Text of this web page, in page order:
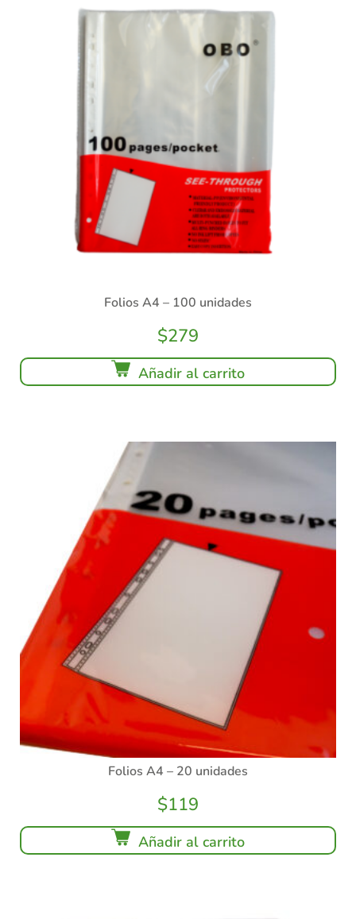
Folios A4 – 100 unidades
$279
Añadir al carrito
Folios A4 – 20 unidades
$119
Añadir al carrito